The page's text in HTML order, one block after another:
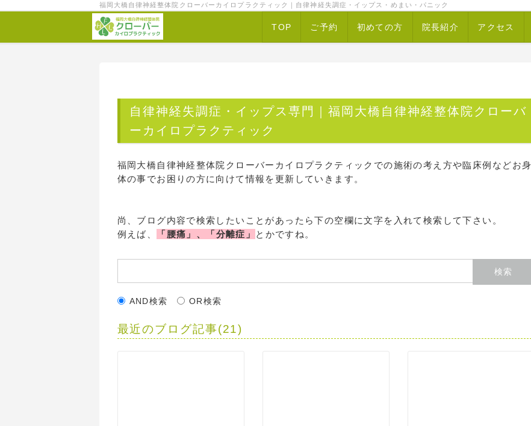
福岡大橋自律神経整体院クローバーカイロプラクティック｜自律神経失調症・イップス・めまい・パニック
TOP ご予約 初めての方 院長紹介 アクセス
自律神経失調症・イップス専門｜福岡大橋自律神経整体院クローバ
ーカイロプラクティック
福岡大橋自律神経整体院クローバーカイロプラクティックでの施術の考え方や臨床例などお身
体の事でお困りの方に向けて情報を更新していきます。
尚、ブログ内容で検索したいことがあったら下の空欄に文字を入れて検索して下さい。
例えば、
「腰痛」、「分離症」 とかですね。
AND検索 OR検索
最近のブログ記事(21)